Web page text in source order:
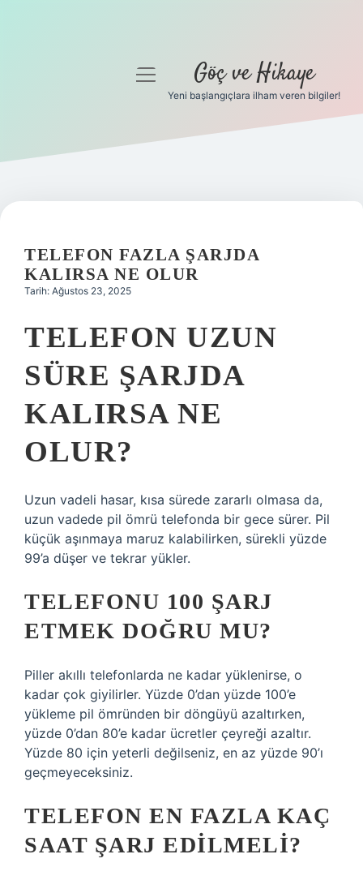
Gizlilik Politikası
Yasal Uyarı
menüyü
Göç ve Hikaye
Yeni başlangıçlara ilham veren bilgiler!
TELEFON FAZLA ŞARJDA
KALIRSA NE OLUR
Tarih: Ağustos 23, 2025
TELEFON UZUN
SÜRE ŞARJDA
KALIRSA NE
OLUR?
Uzun vadeli hasar, kısa sürede zararlı olmasa da,
uzun vadede pil ömrü telefonda bir gece sürer. Pil
küçük aşınmaya maruz kalabilirken, sürekli yüzde
99’a düşer ve tekrar yükler.
TELEFONU 100 ŞARJ
ETMEK DOĞRU MU?
Piller akıllı telefonlarda ne kadar yüklenirse, o
kadar çok giyilirler. Yüzde 0’dan yüzde 100’e
yükleme pil ömründen bir döngüyü azaltırken,
yüzde 0’dan 80’e kadar ücretler çeyreği azaltır.
Yüzde 80 için yeterli değilseniz, en az yüzde 90’ı
geçmeyeceksiniz.
TELEFON EN FAZLA KAÇ
SAAT ŞARJ EDILMELI?